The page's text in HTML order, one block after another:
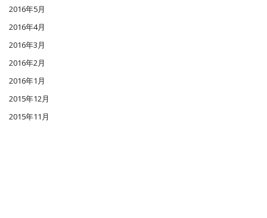
2016年5月
2016年4月
2016年3月
2016年2月
2016年1月
2015年12月
2015年11月